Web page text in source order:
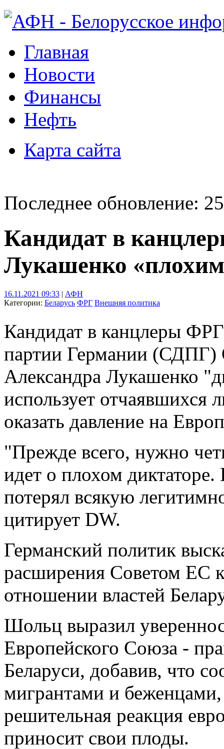
Главная
Новости
Финансы
Нефть
Карта сайта
Последнее обновление:
Кандидат в
Лукашенко
16.11.2021 09:33 | АФН
Категории: Беларусь ФРГ Внешняя политика
Кандидат в канцлеры
партии Германии (СДПГ)
Александра Лукашенко
использует отчаявшихся
оказать давление на
"Прежде всего, нужно
идет о плохом
потерял всякую
цитирует DW.
Германский политик
расширения Советом ЕС
отношении властей
Шольц выразил
Европейского Союза -
Беларуси, добавив, что
мигрантами и
решительная реакция
приносит свои плоды.